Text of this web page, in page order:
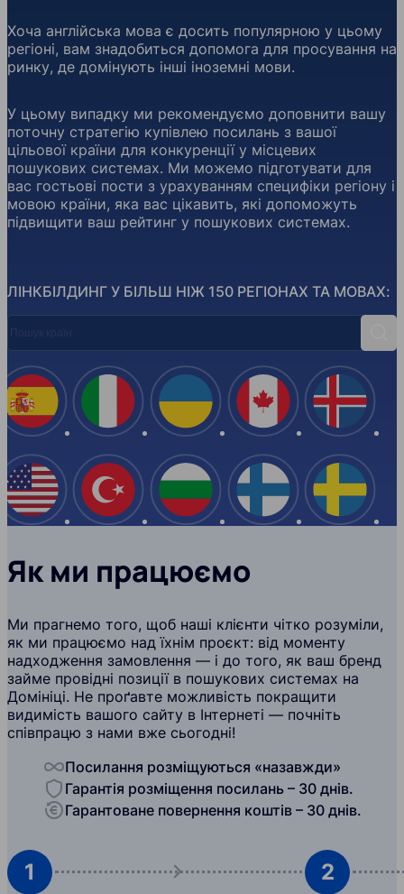
ЛІНКБІЛДИНГ У БІЛЬШ НІЖ 150 РЕГІОНАХ ТА МОВАХ:
Хоча англійська мова є досить популярною у цьому
регіоні, вам знадобиться допомога для просування на
ринку, де домінують інші іноземні мови.
У цьому випадку ми рекомендуємо доповнити вашу
поточну стратегію купівлею посилань з вашої
цільової країни для конкуренції у місцевих
пошукових системах. Ми можемо підготувати для
вас гостьові пости з урахуванням специфіки регіону і
мовою країни, яка вас цікавить, які допоможуть
підвищити ваш рейтинг у пошукових системах.
Іспанія
США
Італія
Туреччина
Україна
Болгарія
Канада
Фінляндія Швеція
Як ми працюємо
Ми прагнемо того, щоб наші клієнти чітко розуміли,
як ми працюємо над їхнім проєкт: від моменту
надходження замовлення — і до того, як ваш бренд
займе провідні позиції в пошукових системах на
Домініці. Не проґавте можливість покращити
видимість вашого сайту в Інтернеті — почніть
співпрацю з нами вже сьогодні!
Посилання розміщуються «назавжди»
Гарантія розміщення посилань – 30 днів.
Гарантоване повернення коштів – 30 днів.
1 2